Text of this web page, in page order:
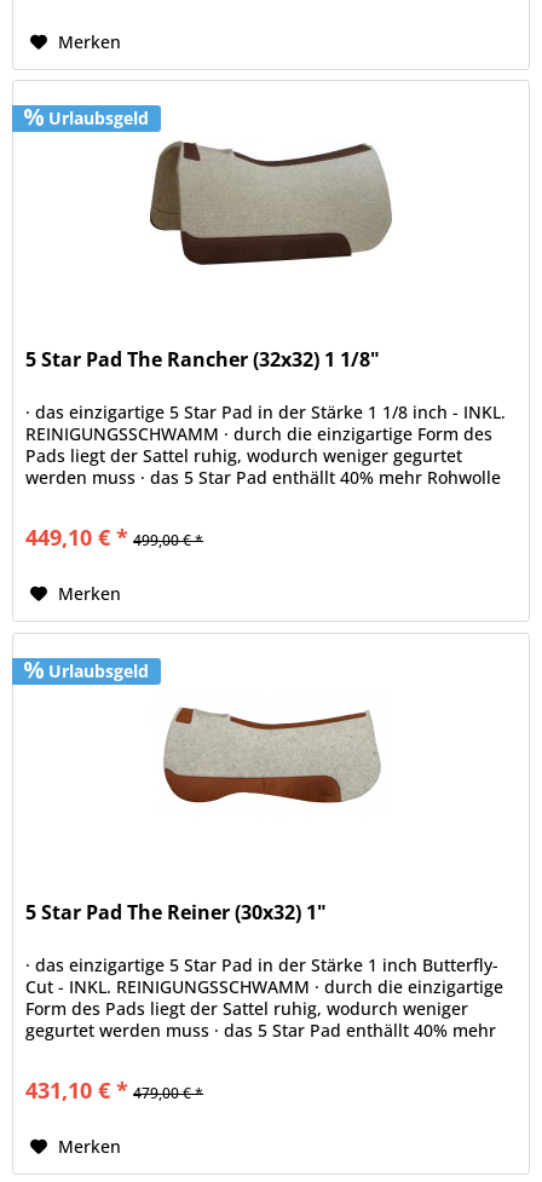
Merken
Urlaubsgeld
5 Star Pad The Rancher (32x32) 1 1/8"
· das einzigartige 5 Star Pad in der Stärke 1 1/8 inch - INKL.
REINIGUNGSSCHWAMM · durch die einzigartige Form des
Pads liegt der Sattel ruhig, wodurch weniger gegurtet
werden muss · das 5 Star Pad enthällt 40% mehr Rohwolle
449,10 € * 499,00 € *
Merken
Urlaubsgeld
5 Star Pad The Reiner (30x32) 1"
· das einzigartige 5 Star Pad in der Stärke 1 inch Butterfly-
Cut - INKL. REINIGUNGSSCHWAMM · durch die einzigartige
Form des Pads liegt der Sattel ruhig, wodurch weniger
gegurtet werden muss · das 5 Star Pad enthällt 40% mehr
431,10 € * 479,00 € *
Merken